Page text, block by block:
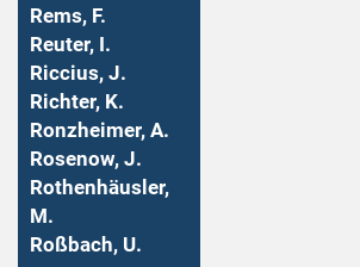
Rems, F.
Reuter, I.
Riccius, J.
Richter, K.
Ronzheimer, A.
Rosenow, J.
Rothenhäusler,
M.
Roßbach, U.